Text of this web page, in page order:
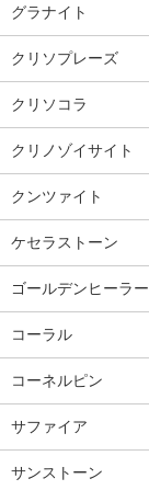
グラナイト
クリソプレーズ
クリソコラ
クリノゾイサイト
クンツァイト
ケセラストーン
ゴールデンヒーラー
コーラル
コーネルピン
サファイア
サンストーン